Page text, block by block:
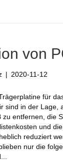
von
| 2020-11-12
für
sind in der Lage,
zu entfernen, die
und
reduziert
nur die